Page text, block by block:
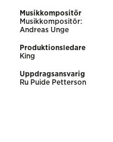
Musikkompositör
Musikkompositör:
Andreas Unge
Produktionsledare
King
Uppdragsansvarig
Ru Puide Petterson